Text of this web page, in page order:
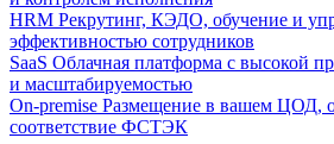
HRM Рекрутинг, КЭДО, обучение и
эффективностью сотрудников
SaaS Облачная платформа с высокой
и масштабируемостью
On-premise Размещение в вашем ЦОД,
соответствие ФСТЭК